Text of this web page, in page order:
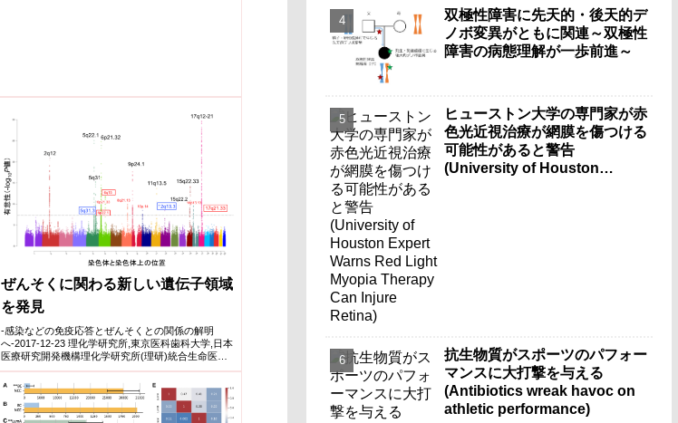
ぜんそくに関わる新しい遺伝子領域
を発見
-感染などの免疫応答とぜんそくとの関係の解明
へ-2017-12-23 理化学研究所,東京医科歯科大学,日本
医療研究開発機構理化学研究所(理研)統合生命医科
学研究...
双極性障害に先天的・後天的デ
ノボ変異がともに関連～双極性
障害の病態理解が一歩前進～
ヒューストン大学の専門家が赤
色光近視治療が網膜を傷つける
可能性があると警告
(University of Houston
抗生物質がスポーツのパフォー
マンスに大打撃を与える
(Antibiotics wreak havoc on
athletic performance)